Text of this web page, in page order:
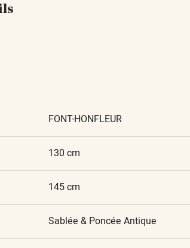
FONT-HONFLEUR
130 cm
145 cm
Sablée & Poncée Antique